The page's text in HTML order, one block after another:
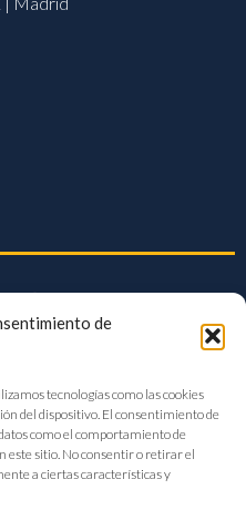
de
tecnologías como las cookies
del dispositivo. El consentimiento de
como el comportamiento de
este sitio. No consentir o retirar el
a ciertas características y